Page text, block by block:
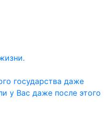
государства даже
у Вас даже после этого